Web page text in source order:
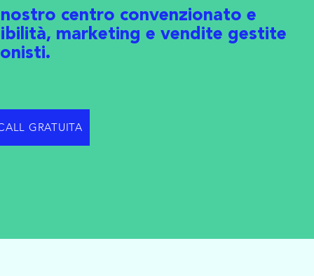
centro convenzionato e
marketing e vendite gestite
GRATUITA